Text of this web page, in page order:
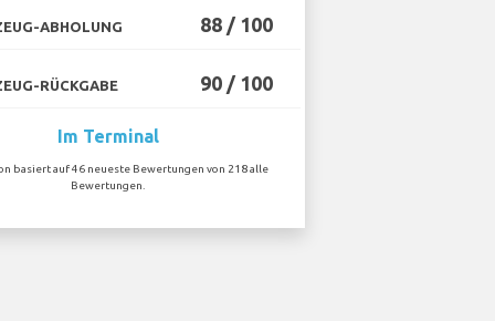
ABHOLUNG 88 / 100
RÜCKGABE 90 / 100
Im Terminal
basiert auf 46 neueste Bewertungen von 218 alle
Bewertungen.